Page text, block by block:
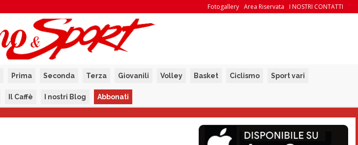
I NOSTRI CONTATTI
Area Riservata
Fotogallery
Prima Seconda Terza Giovanili Volley Basket Ciclismo Sport vari
Il Caffè I nostri Blog Abbonati